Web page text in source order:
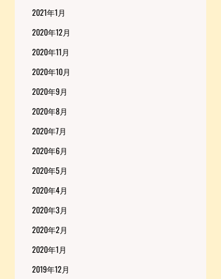
2021年1月
2020年12月
2020年11月
2020年10月
2020年9月
2020年8月
2020年7月
2020年6月
2020年5月
2020年4月
2020年3月
2020年2月
2020年1月
2019年12月